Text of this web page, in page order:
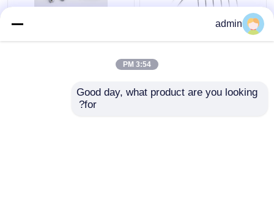
كابل Borsam Holter
admin
3:54 PM
Good day, what product are you looking
for?